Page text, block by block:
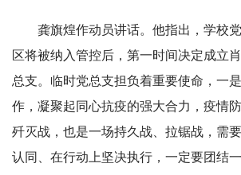
龚旗煌作动员讲话。他指出，学校
区将被纳入管控后，第一时间决定成立
总支。临时党总支担负着重要使命，一
作，凝聚起同心抗疫的强大合力，疫情
歼灭战，也是一场持久战、拉锯战，需
认同、在行动上坚决执行，一定要团结